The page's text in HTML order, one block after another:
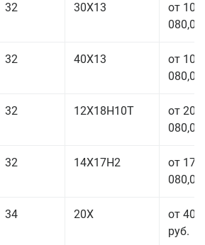
32 30Х13
от 101
080,00
32 40Х13
от 101
080,00
32 12Х18Н10Т
от 208
080,00
32 14Х17Н2
от 177
080,00
34 20Х
от 40
руб.